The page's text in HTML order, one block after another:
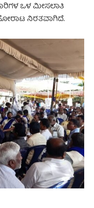
ಒಳ ಮೀಸಲಾತಿ
ನಿರತವಾಗಿದೆ.